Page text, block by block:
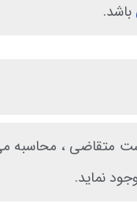
باشد.
متقاضی ، محاسبه
نماید.